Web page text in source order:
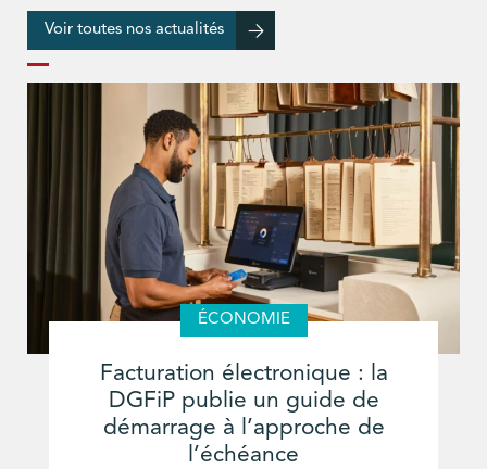
Voir toutes nos actualités
ÉCONOMIE
Facturation électronique : la
DGFiP publie un guide de
démarrage à l’approche de
l’échéance